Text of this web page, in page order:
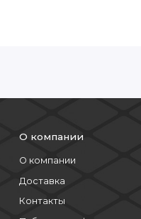
О компании
О компании
Доставка
Контакты